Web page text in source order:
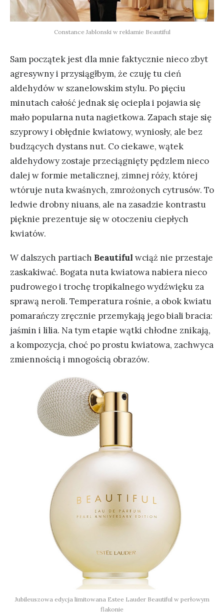
Constance Jablonski w reklamie Beautiful
Sam początek jest dla mnie faktycznie nieco zbyt
agresywny i przysiągłbym, że czuję tu cień
aldehydów w szanelowskim stylu. Po pięciu
minutach całość jednak się ociepla i pojawia się
mało popularna nuta nagietkowa. Zapach staje się
szyprowy i obłędnie kwiatowy, wyniosły, ale bez
budzących dystans nut. Co ciekawe, wątek
aldehydowy zostaje przeciągnięty pędzlem nieco
dalej w formie metalicznej, zimnej róży, której
wtóruje nuta kwaśnych, zmrożonych cytrusów. To
ledwie drobny niuans, ale na zasadzie kontrastu
pięknie prezentuje się w otoczeniu ciepłych
kwiatów.
W dalszych partiach Beautiful wciąż nie przestaje
zaskakiwać. Bogata nuta kwiatowa nabiera nieco
pudrowego i trochę tropikalnego wydźwięku za
sprawą neroli. Temperatura rośnie, a obok kwiatu
pomarańczy zręcznie przemykają jego biali bracia:
jaśmin i lilia. Na tym etapie wątki chłodne znikają,
a kompozycja, choć po prostu kwiatowa, zachwyca
zmiennością i mnogością obrazów.
Jubileuszowa edycja limitowana Estee Lauder Beautiful w perłowym
flakonie